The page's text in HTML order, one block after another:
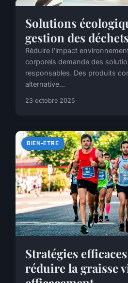
Solutions
gestion des
Réduire l'impact
corporels demande des
responsables. Des produits
alternative...
23 octobre 2025
BIEN-ETRE
Stratégies
réduire la graisse